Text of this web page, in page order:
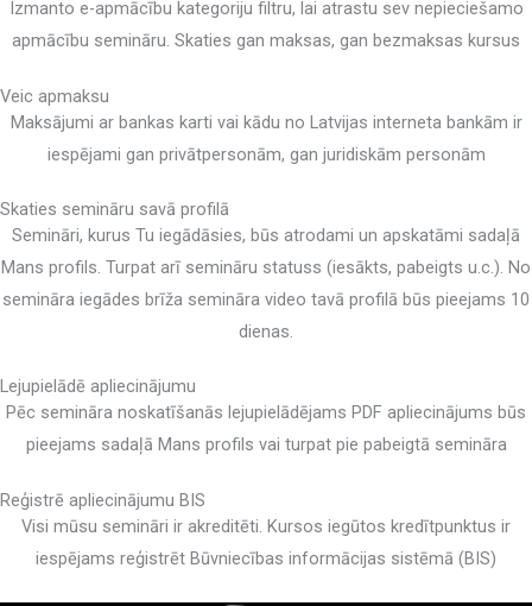
Izmanto e-apmācību kategoriju filtru, lai atrastu sev nepieciešamo
apmācību semināru. Skaties gan maksas, gan bezmaksas kursus
Veic apmaksu
Maksājumi ar bankas karti vai kādu no Latvijas interneta bankām ir
iespējami gan privātpersonām, gan juridiskām personām
Skaties semināru savā profilā
Semināri, kurus Tu iegādāsies, būs atrodami un apskatāmi sadaļā
Mans profils. Turpat arī semināru statuss (iesākts, pabeigts u.c.). No
semināra iegādes brīža semināra video tavā profilā būs pieejams 10
dienas.
Lejupielādē apliecinājumu
Pēc semināra noskatīšanās lejupielādējams PDF apliecinājums būs
pieejams sadaļā Mans profils vai turpat pie pabeigtā semināra
Reģistrē apliecinājumu BIS
Visi mūsu semināri ir akreditēti. Kursos iegūtos kredītpunktus ir
iespējams reģistrēt Būvniecības informācijas sistēmā (BIS)